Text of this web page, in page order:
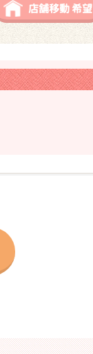
店舗移動希望